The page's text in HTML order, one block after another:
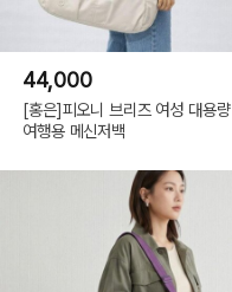
44,000
[홍은]피오니 브리즈 여성 대용량
여행용 메신저백